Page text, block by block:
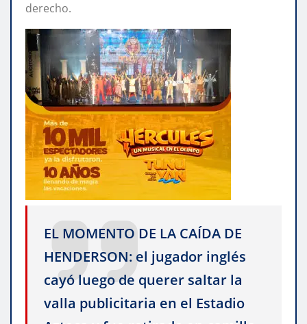
derecho.
EL MOMENTO DE LA CAÍDA DE
HENDERSON: el jugador inglés
cayó luego de querer saltar la
valla publicitaria en el Estadio